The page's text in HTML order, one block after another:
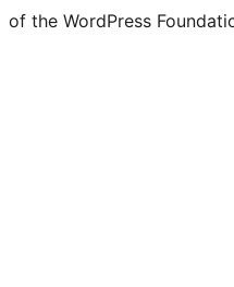
of the WordPress